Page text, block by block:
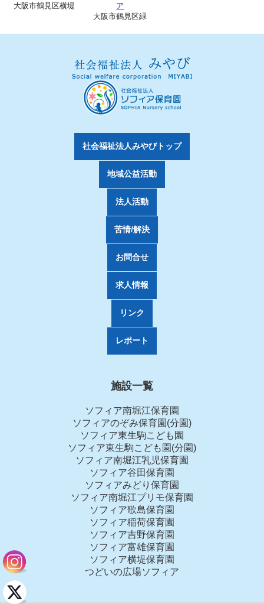
大阪市鶴見区横堤
ア
大阪市鶴見区緑
社会福祉法人みやびトップ
地域公益活動
法人活動
苦情/解決
お問合せ
求人情報
リンク
レポート
施設一覧
ソフィア南堀江保育園
ソフィアのぞみ保育園(分園)
ソフィア東生駒こども園
ソフィア東生駒こども園(分園)
ソフィア南堀江乳児保育園
ソフィア谷田保育園
ソフィアみどり保育園
ソフィア南堀江プリモ保育園
ソフィア歌島保育園
ソフィア稲荷保育園
ソフィア吉野保育園
ソフィア富雄保育園
ソフィア横堤保育園
つどいの広場ソフィア